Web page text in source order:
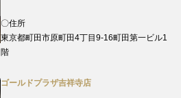
〇住所
東京都町田市原町田4丁目9‐16町田第一ビル1
階
ゴールドプラザ吉祥寺店